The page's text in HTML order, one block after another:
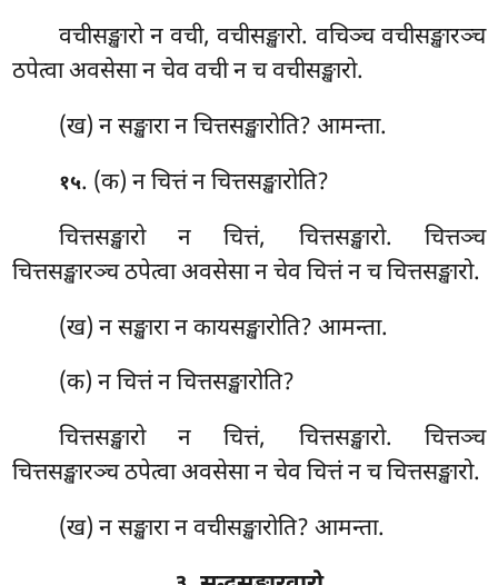
वचीसङ्खारो न वची, वचीसङ्खारो. वचिञ्च वचीसङ्खारञ्च
ठपेत्वा अवसेसा न चेव वची न च वचीसङ्खारो.
(ख) न सङ्खारा न चित्तसङ्खारोति? आमन्ता.
१५. (क) नचित्तं न चित्तसङ्खारोति?
चित्तसङ्खारो न चित्तं, चित्तसङ्खारो. चित्तञ्च
चित्तसङ्खारञ्च ठपेत्वा अवसेसा न चेव चित्तं न च चित्तसङ्खारो.
(ख) न सङ्खारा न कायसङ्खारोति? आमन्ता.
(क) न चित्तं न चित्तसङ्खारोति?
चित्तसङ्खारो न चित्तं, चित्तसङ्खारो. चित्तञ्च
चित्तसङ्खारञ्च ठपेत्वा अवसेसा न चेव चित्तं न च चित्तसङ्खारो.
(ख) न सङ्खारा न वचीसङ्खारोति? आमन्ता.